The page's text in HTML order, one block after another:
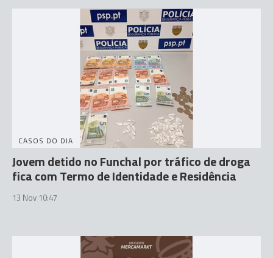
CASOS DO DIA
Jovem detido no Funchal por tráfico de droga
fica com Termo de Identidade e Residência
13 Nov 10:47